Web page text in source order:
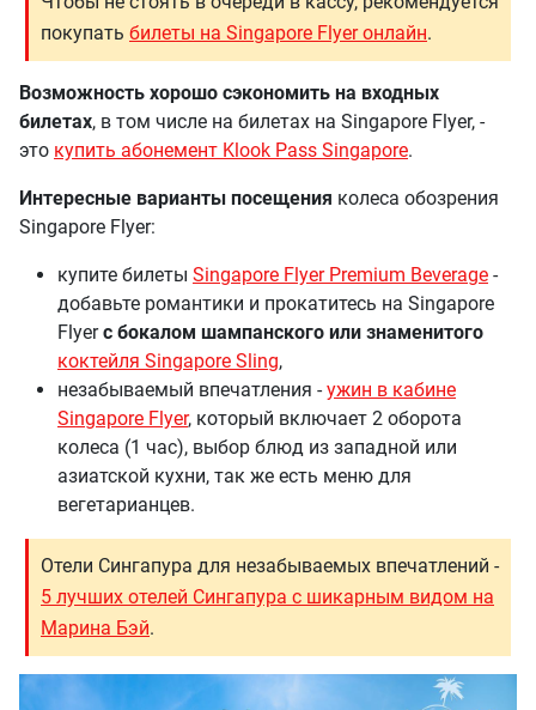
покупать билеты на Singapore Flyer онлайн.
Возможность хорошо сэкономить на входных
билетах, в том числе на билетах на Singapore Flyer, -
это купить абонемент Klook Pass Singapore.
Интересные варианты посещения колеса обозрения
Singapore Flyer:
купите билеты Singapore Flyer Premium Beverage -
добавьте романтики и прокатитесь на Singapore
Flyerс бокалом шампанского или знаменитого
коктейля Singapore Sling,
незабываемый впечатления -ужин в кабине
Singapore Flyer, который включает 2 оборота
колеса (1 час), выбор блюд из западной или
азиатской кухни, так же есть меню для
вегетарианцев.
Отели Сингапура для незабываемых впечатлений -
5 лучших отелей Сингапура с шикарным видом на
Марина Бэй.